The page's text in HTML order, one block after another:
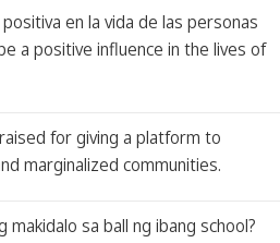
en la vida de las personas
a positive influence in the lives of
for giving a platform to
marginalized communities.
makidalo sa ball ng ibang school?